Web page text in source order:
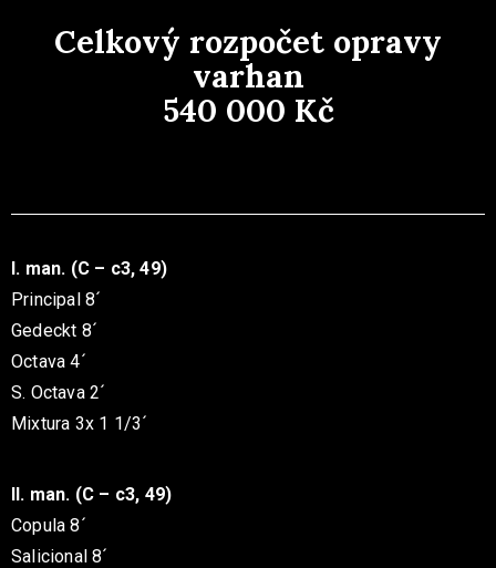
Celkový rozpočet opravy
varhan
540 000 Kč
I. man. (C – c3, 49)
Principal 8´
Gedeckt 8´
Octava 4´
S. Octava 2´
Mixtura 3x 1 1/3´
II. man. (C – c3, 49)
Copula 8´
Salicional 8´